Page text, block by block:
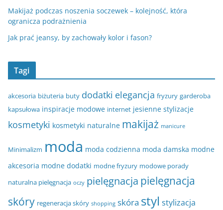
Makijaż podczas noszenia soczewek – kolejność, która
ogranicza podrażnienia
Jak prać jeansy, by zachowały kolor i fason?
Tagi
akcesoria biżuteria buty dodatki elegancja fryzury garderoba
kapsułowa inspiracje modowe internet jesienne stylizacje
kosmetyki kosmetyki naturalne makijaż manicure
Minimalizm moda moda codzienna moda damska modne
akcesoria modne dodatki modne fryzury modowe porady
naturalna pielęgnacja oczy pielęgnacja pielęgnacja
skóry regeneracja skóry shopping skóra styl stylizacja